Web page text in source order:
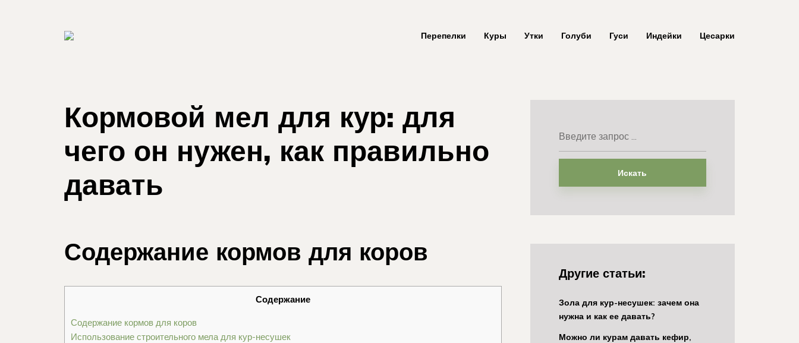
Перепелки Куры Утки Голуби Гуси Индейки Цесарки
Кормовой мел для кур: для
чего он нужен, как правильно
давать
Содержание кормов для коров
Содержание
Содержание кормов для коров
Использование строительного мела для кур-несушек
Искать
Другие статьи:
Зола для кур-несушек: зачем она
нужна и как ее давать?
Можно ли курам давать кефир,